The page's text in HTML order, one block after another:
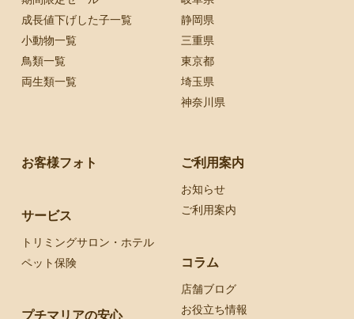
成長値下げした子一覧
小動物一覧
鳥類一覧
両生類一覧
静岡県
三重県
東京都
埼玉県
神奈川県
お客様フォト
サービス
トリミングサロン・ホテル
ペット保険
プチマリアの安心
ご利用案内
お知らせ
ご利用案内
コラム
店舗ブログ
お役立ち情報